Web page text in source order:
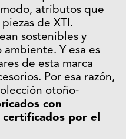
atributos que
de XTI.
sostenibles y
Y esa es
de esta marca
Por esa razón,
otoño-
con
certificados por el